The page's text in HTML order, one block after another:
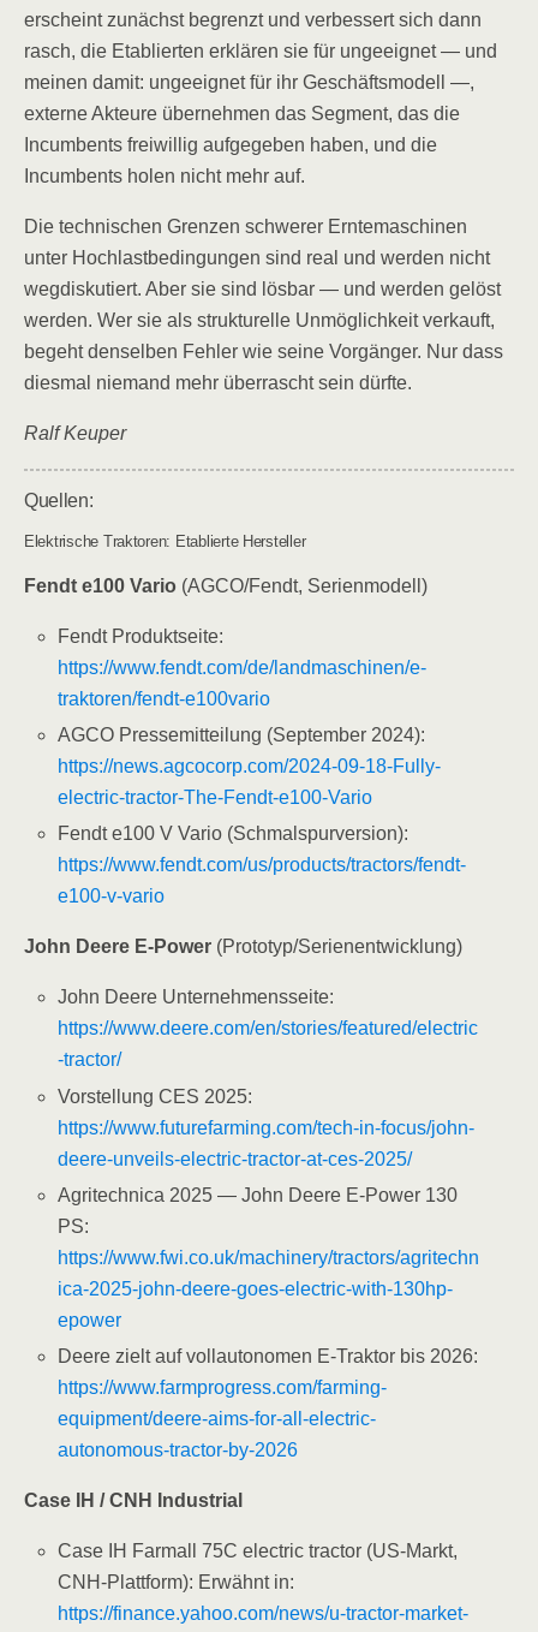
erscheint zunächst begrenzt und verbessert sich dann
rasch, die Etablierten erklären sie für ungeeignet — und
meinen damit: ungeeignet für ihr Geschäftsmodell —,
externe Akteure übernehmen das Segment, das die
Incumbents freiwillig aufgegeben haben, und die
Incumbents holen nicht mehr auf.
Die technischen Grenzen schwerer Erntemaschinen
unter Hochlastbedingungen sind real und werden nicht
wegdiskutiert. Aber sie sind lösbar — und werden gelöst
werden. Wer sie als strukturelle Unmöglichkeit verkauft,
begeht denselben Fehler wie seine Vorgänger. Nur dass
diesmal niemand mehr überrascht sein dürfte.
Ralf Keuper
Quellen:
Elektrische Traktoren: Etablierte Hersteller
Fendt e100 Vario (AGCO/Fendt, Serienmodell)
Fendt Produktseite:
https://www.fendt.com/de/landmaschinen/e-
traktoren/fendt-e100vario
AGCO Pressemitteilung (September 2024):
https://news.agcocorp.com/2024-09-18-Fully-
electric-tractor-The-Fendt-e100-Vario
Fendt e100 V Vario (Schmalspurversion):
https://www.fendt.com/us/products/tractors/fendt-
e100-v-vario
John Deere E-Power (Prototyp/Serienentwicklung)
John Deere Unternehmensseite:
https://www.deere.com/en/stories/featured/electric
-tractor/
Vorstellung CES 2025:
https://www.futurefarming.com/tech-in-focus/john-
deere-unveils-electric-tractor-at-ces-2025/
Agritechnica 2025 — John Deere E-Power 130
PS:
https://www.fwi.co.uk/machinery/tractors/agritechn
ica-2025-john-deere-goes-electric-with-130hp-
epower
Deere zielt auf vollautonomen E-Traktor bis 2026:
https://www.farmprogress.com/farming-
equipment/deere-aims-for-all-electric-
autonomous-tractor-by-2026
Case IH / CNH Industrial
Case IH Farmall 75C electric tractor (US-Markt,
CNH-Plattform): Erwähnt in:
https://finance.yahoo.com/news/u-tractor-market-